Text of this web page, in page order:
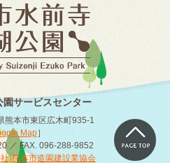
園サービスセンター
熊本市東区広木町935-1
Map］
／ FAX. 096-288-9852
)熊本市造園建設業協会